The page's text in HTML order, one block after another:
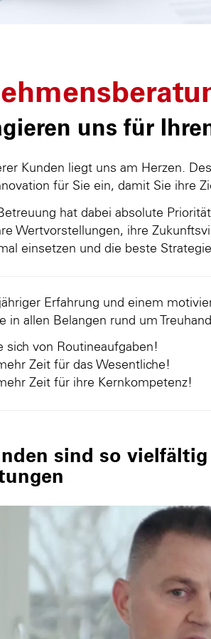
uns für
Kunden liegt uns am Herzen.
für Sie ein, damit Sie ihre
hat dabei absolute
Wertvorstellungen, ihre
einsetzen und die beste
Erfahrung und einem
in allen Belangen rund um
sich von Routineaufgaben!
Zeit für das Wesentliche!
Zeit für ihre Kernkompetenz!
sind so